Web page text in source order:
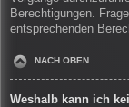
Berechtigungen.
entsprechenden
NACH OBEN
Weshalb kann ich